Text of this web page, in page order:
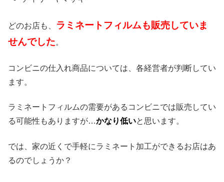
どのお店も、
ラミネートフィルムも販売していま
せんでした。
コンビニの仕入れ商品については、各経営者が判断してい
ます。
ラミネートフィルムの需要があるコンビニでは販売してい
る可能性もありますが…かなり低いと思います。
では、家の近くで手軽にラミネート加工ができるお店はあ
るのでしょうか？